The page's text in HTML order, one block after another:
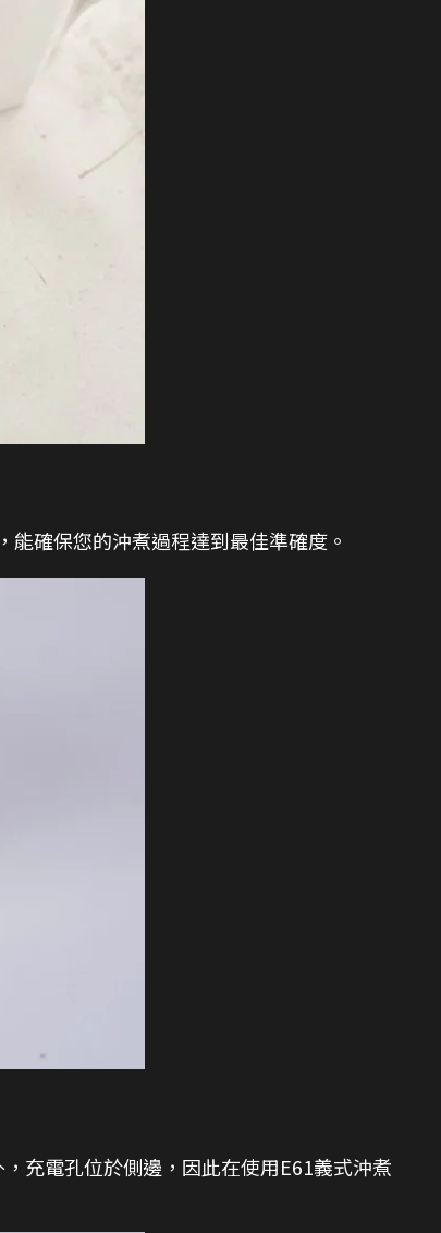
確保您的沖煮過程達到最佳準確度。
充電孔位於側邊，因此在使用E61義式沖煮